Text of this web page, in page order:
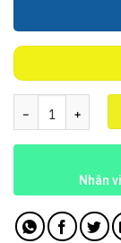
Tình Đẹp D25 số
Nhân